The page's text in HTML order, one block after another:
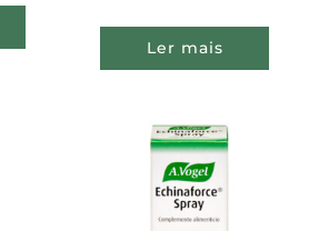
Ler mais